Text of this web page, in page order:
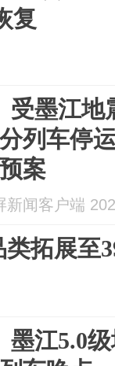
复
受墨江地
列车停
案
新闻客户端
拓展至
墨江5.0